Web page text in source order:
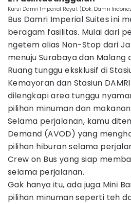
Kursi Damri Imperial Royal. (Dok. Damri
Bus Damri Imperial Suites ini
beragam fasilitas. Mulai dari
ngetem alias Non-Stop dari
menuju Surabaya dan Malang
Ruang tunggu eksklusif di
Kemayoran dan Stasiun
dilengkapi area tunggu
pilihan minuman dan
Selama perjalanan, kamu
Demand (AVOD) yang
pilihan hiburan selama
Crew on Bus yang siap
selama perjalanan.
Gak hanya itu, ada juga Mini
pilihan minuman seperti teh